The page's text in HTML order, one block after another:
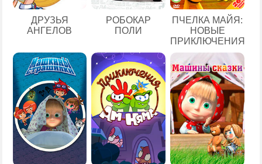
ДРУЗЬЯ
АНГЕЛОВ
РОБОКАР
ПОЛИ
ПЧЕЛКА МАЙЯ:
НОВЫЕ
ПРИКЛЮЧЕНИЯ